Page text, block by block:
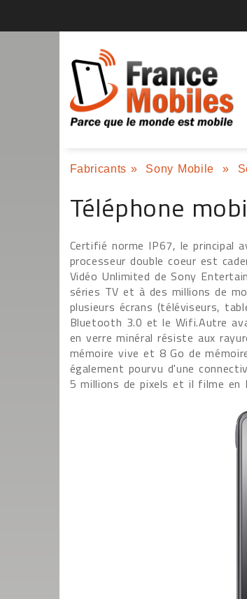
Fabricants » Sony Mobile »
Téléphone
Certifié norme IP67, le principal
processeur double coeur est
Vidéo Unlimited de Sony
séries TV et à des millions de
plusieurs écrans (téléviseurs,
Bluetooth 3.0 et le Wifi.Autre
en verre minéral résiste aux
mémoire vive et 8 Go de
également pourvu d'une
5 millions de pixels et il filme en